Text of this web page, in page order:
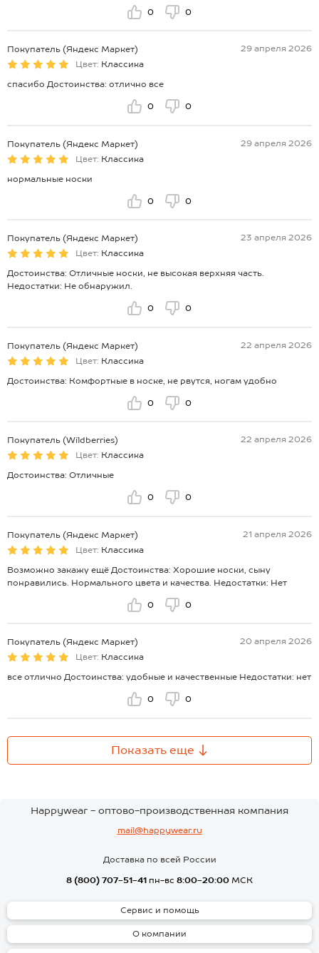
0 0
Покупатель (Яндекс Маркет)
29 апреля 2026
Цвет: Классика
спасибо Достоинства: отлично все
0 0
Покупатель (Яндекс Маркет)
29 апреля 2026
Цвет: Классика
нормальные носки
0 0
Покупатель (Яндекс Маркет)
23 апреля 2026
Цвет: Классика
Достоинства: Отличные носки, не высокая верхняя часть.
Недостатки: Не обнаружил.
0 0
Покупатель (Яндекс Маркет)
22 апреля 2026
Цвет: Классика
Достоинства: Комфортные в носке, не рвутся, ногам удобно
0 0
Покупатель (Wildberries)
22 апреля 2026
Цвет: Классика
Достоинства: Отличные
0 0
Покупатель (Яндекс Маркет)
21 апреля 2026
Цвет: Классика
Возможно закажу ещё Достоинства: Хорошие носки, сыну
понравились. Нормального цвета и качества. Недостатки: Нет
0 0
Покупатель (Яндекс Маркет)
20 апреля 2026
Цвет: Классика
все отлично Достоинства: удобные и качественные Недостатки: нет
0 0
Показать еще
Happywear - оптово-производственная компания
mail@happywear.ru
Доставка по всей России
8 (800) 707-51-41 пн-вс 8:00-20:00 МСК
Сервис и помощь
О компании